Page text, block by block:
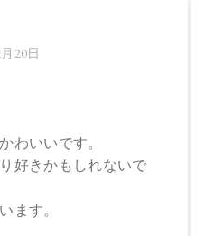
状況につきましては、各店
性がございます。予めご了
での発送となります。
２週間かかる場合がござい